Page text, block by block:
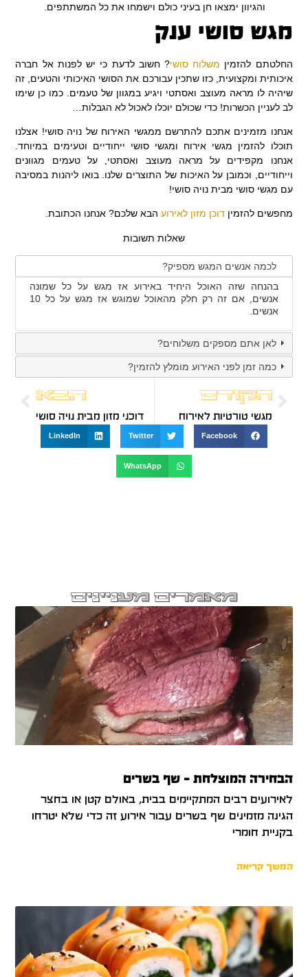
והגיוון ימצאו חן בעיני כולם וישמחו את כל המשתתפים.
מגש סושי ענק
החלטתם להזמין משלוח סושי? חשוב לדעת כי יש לפנות אל חברה
איכותית ומקצועית, כזו שתכין עבורכם את הסושי האיכותי והטעים, זה
שיהיה לו מראה מעוצב ואסתטי ויגיע במגוון של טעמים. כמו כן שימו
לב לעניין הכשרות! כדי שכולם יוכלו לאכול לא הגבלות…
אנחנו מזמינים אתכם להתרשם ממגשי האירוח של נויה סושי! אצלנו
תוכלו להזמין מגשי אירוח ומגשי סושי ייחודיים וטעימים במיוחד.
אנחנו מקפידים על מראה מעוצב ואסתטי, על טעמים מגוונים
וייחודיים, וכמובן על האיכות של התוצרים שלנו. בואו ליהנות במסיבה
עם מגשי סושי מבית נויה סושי!
מחפשים להזמיןדוכן מזון לאירוע הבא שלכם? אנחנו הכתובת.
שאלות תשובות
לכמה אנשים המגש מספיק?
בהנחה שזה האוכל היחיד באירוע אז מגש על כל שמונה
אנשים, אם זה רק חלק מהאוכל שמוגש אז מגש על כל 10
אנשים.
לאן אתם מספקים משלוחים?
כמה זמן לפני האירוע מומלץ להזמין?
הקודם
מגשי טורטיות לאירוח
הבא
דוכני מזון מבית נויה סושי
Facebook
Twitter
LinkedIn
WhatsApp
מאמרים מעניינים
הבחירה המוצלחת – שף בשרים
לאירועים רבים המתקיימים בבית, באולם קטן או בחצר
הגינה מזמינים שף בשרים עבור אירוע זה כדי שלא יטרחו
בקניית חומרי
המשך קריאה